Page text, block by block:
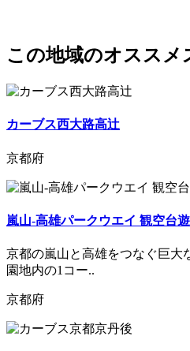
この地域のオススメ
カーブス西大路高辻
京都府
嵐山-高雄パークウエイ 観空台
京都の嵐山と高雄をつなぐ巨大
園地内の1コー..
京都府